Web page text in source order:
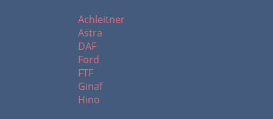
Achleitner
Astra
DAF
Ford
FTF
Ginaf
Hino